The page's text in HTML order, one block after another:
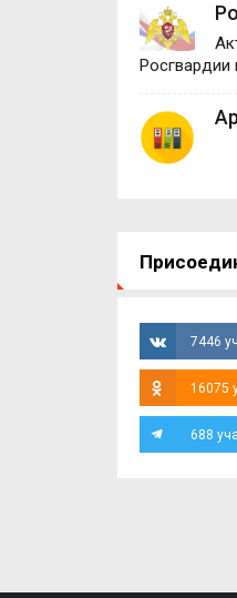
Росгвардии
7446
16075
688